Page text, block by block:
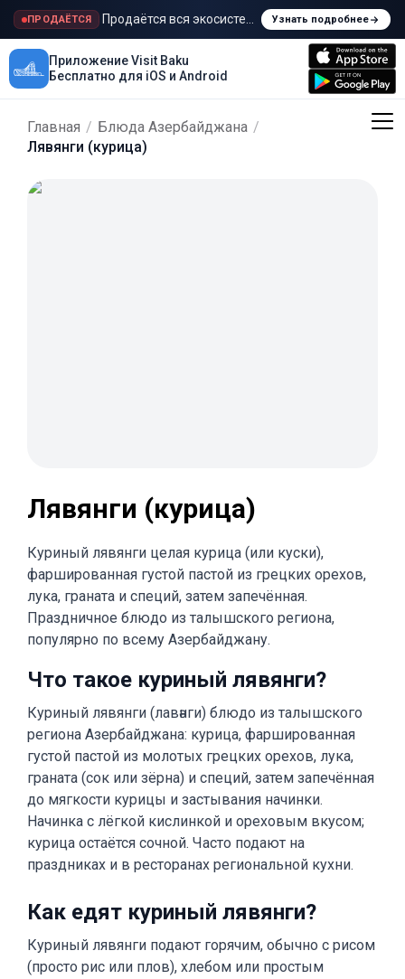
ПРОДАЁТСЯ Продаётся вся экосистема Visit BakuУзнать подробнее
Приложение Visit Baku
Бесплатно для iOS и Android
Главная / Блюда Азербайджана /
Лявянги (курица)
Лявянги (курица)
Куриный лявянги целая курица (или куски),
фаршированная густой пастой из грецких орехов,
лука, граната и специй, затем запечённая.
Праздничное блюдо из талышского региона,
популярно по всему Азербайджану.
Что такое куриный лявянги?
Куриный лявянги (лавәнги) блюдо из талышского
региона Азербайджана: курица, фаршированная
густой пастой из молотых грецких орехов, лука,
граната (сок или зёрна) и специй, затем запечённая
до мягкости курицы и застывания начинки.
Начинка с лёгкой кислинкой и ореховым вкусом;
курица остаётся сочной. Часто подают на
праздниках и в ресторанах региональной кухни.
Как едят куриный лявянги?
Куриный лявянги подают горячим, обычно с рисом
(просто рис или плов), хлебом или простым